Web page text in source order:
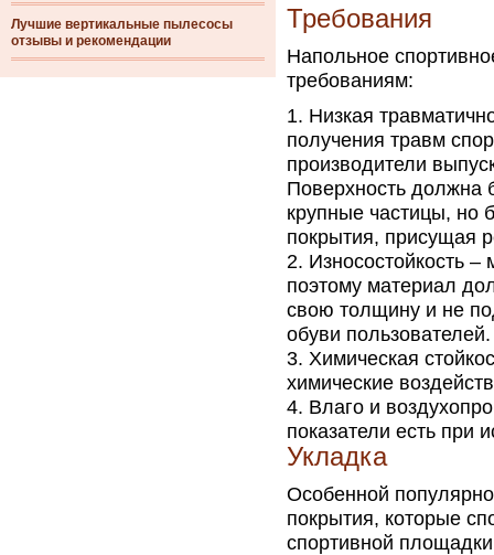
Лучшие вертикальные пылесосы
отзывы и рекомендации
Требования
Напольное
требованиям:
Низкая
получения травм
производители
Поверхность должна
крупные частицы, но
покрытия, присущая
Износостойкость
поэтому материал
свою толщину и не
обуви пользователей.
Химическая
химические
Влаго и
показатели есть при
Укладка
Особенной
покрытия, которые
спортивной